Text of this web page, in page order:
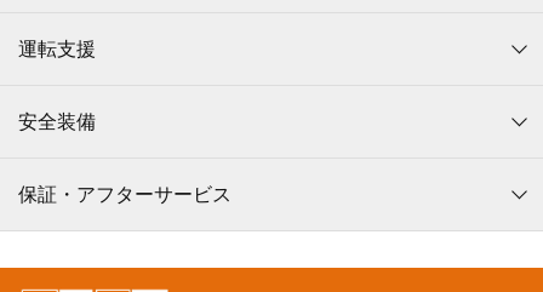
運転支援
安全装備
保証・アフターサービス